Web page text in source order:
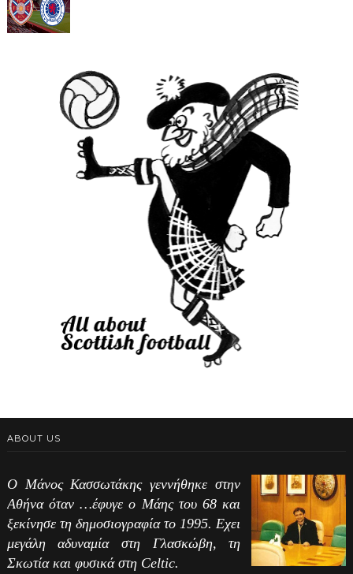
ABOUT US
Ο Μάνος Κασσωτάκης γεννήθηκε στην
Αθήνα όταν …έφυγε ο Μάης του 68 και
ξεκίνησε τη δημοσιογραφία το 1995. Εχει
μεγάλη αδυναμία στη Γλασκώβη, τη
Σκωτία και φυσικά στη Celtic.